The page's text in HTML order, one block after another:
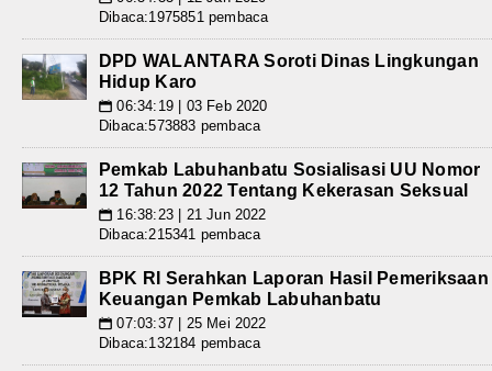
Dibaca:1975851 pembaca
DPD WALANTARA Soroti Dinas Lingkungan
Hidup Karo
📅 06:34:19 | 03 Feb 2020
Dibaca:573883 pembaca
Pemkab Labuhanbatu Sosialisasi UU Nomor
12 Tahun 2022 Tentang Kekerasan Seksual
📅 16:38:23 | 21 Jun 2022
Dibaca:215341 pembaca
BPK RI Serahkan Laporan Hasil Pemeriksaan
Keuangan Pemkab Labuhanbatu
📅 07:03:37 | 25 Mei 2022
Dibaca:132184 pembaca